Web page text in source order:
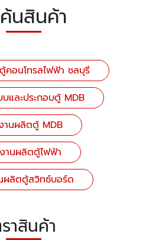
นสินค้า
อนโทรลไฟฟ้า ชลบุรี
และประกอบตู้ MDB
านผลิตตู้ MDB
านผลิตตู้ไฟฟ้า
ผลิตตู้สวิทซ์บอร์ด
าสินค้า